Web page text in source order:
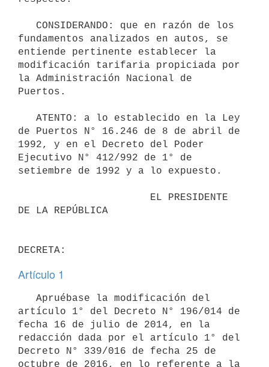
fundamentos analizados en autos, se
entiende pertinente establecer la
modificación tarifaria propiciada por
la Administración Nacional de
Puertos.
de Puertos N° 16.246 de 8 de abril de
1992, y en el Decreto del Poder
Ejecutivo N° 412/992 de 1° de
setiembre de 1992 y a lo expuesto.
DE LA REPÚBLICA
Artículo 1
artículo 1° del Decreto N° 196/014 de
fecha 16 de julio de 2014, en la
redacción dada por el artículo 1° del
Decreto N° 339/016 de fecha 25 de
octubre de 2016, en lo referente a la